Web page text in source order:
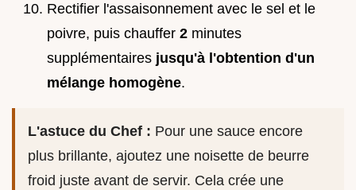
Rectifier l'assaisonnement avec le sel et le
poivre, puis chauffer 2 minutes
supplémentaires jusqu'à l'obtention d'un
mélange homogène.
L'astuce du Chef : Pour une sauce encore
plus brillante, ajoutez une noisette de beurre
froid juste avant de servir. Cela crée une